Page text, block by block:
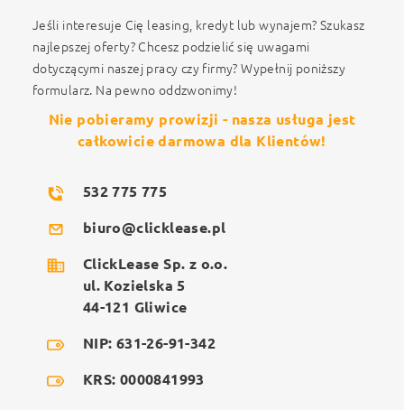
Jeśli interesuje Cię leasing, kredyt lub wynajem? Szukasz
najlepszej oferty? Chcesz podzielić się uwagami
dotyczącymi naszej pracy czy firmy? Wypełnij poniższy
formularz. Na pewno oddzwonimy!
Nie pobieramy prowizji - nasza usługa jest
całkowicie darmowa dla Klientów!
532 775 775
biuro@clicklease.pl
ClickLease Sp. z o.o.
ul. Kozielska 5
44-121 Gliwice
NIP: 631-26-91-342
KRS: 0000841993